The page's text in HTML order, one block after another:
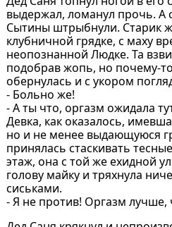
выдержал, ломанул прочь. А
Сытины штрыбнули. Старик
клубничной грядке, с маху
неопознанной Людке. Та
подобрав жопь, но почему-
обернулась и с укором
- Больно же!
- А ты что, оргазм ожидала
Девка, как оказалось,
но и не менее выдающуюся
принялась стаскивать
этаж, она с той же ехидной
голову майку и тряхнула
сиськами.
- Я не против! Оргазм